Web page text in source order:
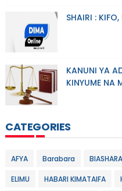
SHAIRI :
KANUNI YA
KINYUME NA
CATEGORIES
AFYA Barabara BIASHARA
ELIMU HABARI KIMATAIFA